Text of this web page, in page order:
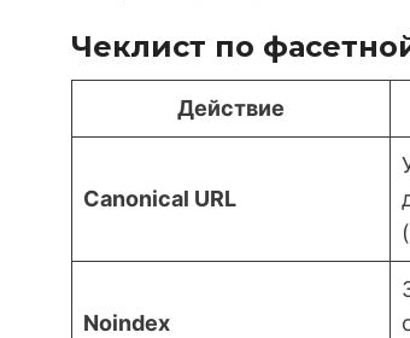
Чеклист по
Действие
Canonical URL
Noindex